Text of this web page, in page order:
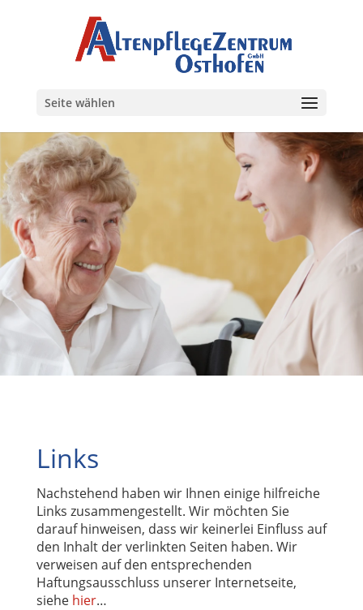
Seite wählen
Links
Nachstehend haben wir Ihnen einige hilfreiche
Links zusammengestellt. Wir möchten Sie
darauf hinweisen, dass wir keinerlei Einfluss auf
den Inhalt der verlinkten Seiten haben. Wir
verweisen auf den entsprechenden
Haftungsausschluss unserer Internetseite,
siehe hier…